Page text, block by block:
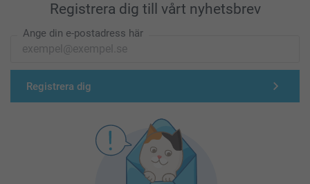
Registrera dig till vårt nyhetsbrev
Ange din e-postadress här
Registrera dig